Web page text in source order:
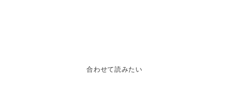
合わせて読みたい